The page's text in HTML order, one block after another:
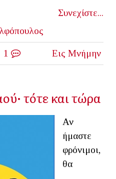
Συνεχίστε...
1 Εις Μνήμην
τότε και τώρα
Αν
ήμαστε
φρόνιμοι,
θα